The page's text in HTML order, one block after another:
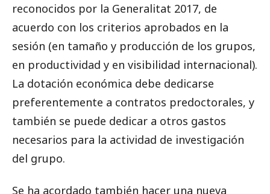
reconocidos por la Generalitat 2017, de
acuerdo con los criterios aprobados en la
sesión (en tamaño y producción de los grupos,
en productividad y en visibilidad internacional).
La dotación económica debe dedicarse
preferentemente a contratos predoctorales, y
también se puede dedicar a otros gastos
necesarios para la actividad de investigación
del grupo.
Se ha acordado también hacer una nueva